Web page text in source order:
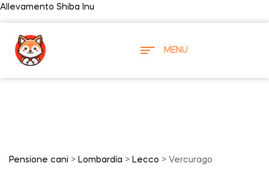
Allevamento Shiba Inu
MENU
Pensione cani > Lombardía > Lecco > Vercurago